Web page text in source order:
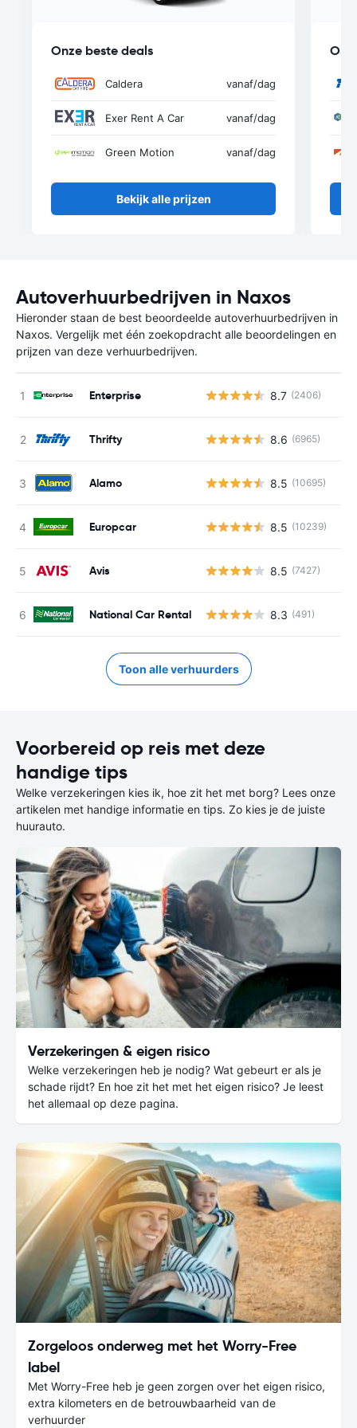
Onze beste deals
Caldera vanaf/dag
Exer Rent A Car vanaf/dag
Green Motion vanaf/dag
Bekijk alle prijzen
Autoverhuurbedrijven in Naxos
Hieronder staan de best beoordeelde autoverhuurbedrijven in
Naxos. Vergelijk met één zoekopdracht alle beoordelingen en
prijzen van deze verhuurbedrijven.
Enterprise 8.7 (2406)
Thrifty 8.6 (6965)
Alamo 8.5 (10695)
Europcar 8.5 (10239)
Avis 8.5 (7427)
National Car Rental 8.3 (491)
Toon alle verhuurders
Voorbereid op reis met deze
handige tips
Welke verzekeringen kies ik, hoe zit het met borg? Lees onze
artikelen met handige informatie en tips. Zo kies je de juiste
huurauto.
Verzekeringen & eigen risico
Welke verzekeringen heb je nodig? Wat gebeurt er als je
schade rijdt? En hoe zit het met het eigen risico? Je leest
het allemaal op deze pagina.
Zorgeloos onderweg met het Worry-Free
label
Met Worry-Free heb je geen zorgen over het eigen risico,
extra kilometers en de betrouwbaarheid van de
verhuurder